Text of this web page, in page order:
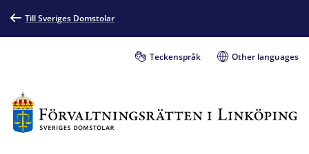
Till Sveriges Domstolar
Teckenspråk Other languages